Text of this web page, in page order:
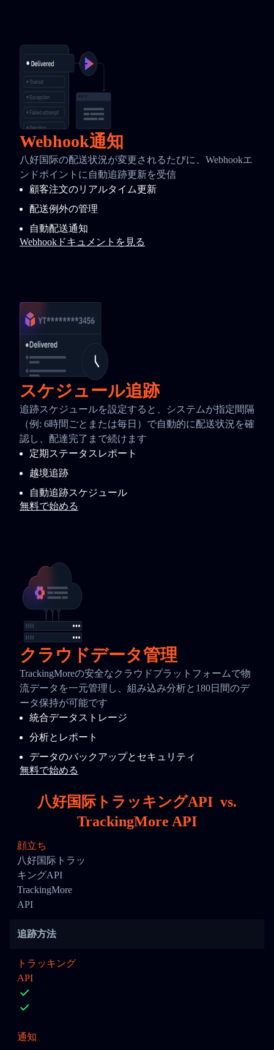
Webhook通知
八好国际の配送状況が変更されるたびに、Webhookエ
ンドポイントに自動追跡更新を受信
顧客注文のリアルタイム更新
配送例外の管理
自動配送通知
Webhookドキュメントを見る
スケジュール追跡
追跡スケジュールを設定すると、システムが指定間隔
（例: 6時間ごとまたは毎日）で自動的に配送状況を確
認し、配達完了まで続けます
定期ステータスレポート
越境追跡
自動追跡スケジュール
無料で始める
クラウドデータ管理
TrackingMoreの安全なクラウドプラットフォームで物
流データを一元管理し、組み込み分析と180日間のデ
ータ保持が可能です
統合データストレージ
分析とレポート
データのバックアップとセキュリティ
無料で始める
八好国际トラッキングAPI vs.
TrackingMore API
顔立ち
八好国际トラッ
キングAPI
TrackingMore
API
追跡方法
トラッキング
API
通知